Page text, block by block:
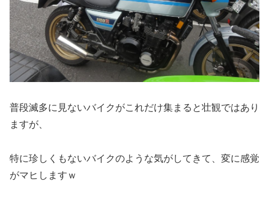
普段滅多に見ないバイクがこれだけ集まると壮観ではあり
ますが、
特に珍しくもないバイクのような気がしてきて、変に感覚
がマヒしますｗ